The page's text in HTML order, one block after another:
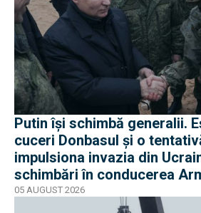
Putin își schimbă generalii.
cuceri Donbasul și o
impulsiona invazia din
schimbări în conducerea
05 AUGUST 2026